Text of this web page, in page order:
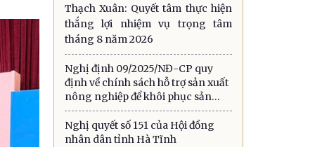
Thạch Xuân: Quyết tâm thực hiện
thắng lợi nhiệm vụ trọng tâm
tháng 8 năm 2026
Nghị định 09/2025/NĐ-CP quy
định về chính sách hỗ trợ sản xuất
nông nghiệp để khôi phục sản
xuất vùng bị thiệt hại do thiên tai,
dịch hại thực vật
Nghị quyết số 151 của Hội đồng
nhân dân tỉnh Hà Tĩnh